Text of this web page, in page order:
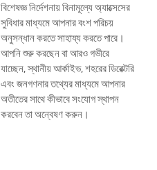
বিশেষজ্ঞ নির্দেশনায় বিনামূল্যে অ্যাক্সেসের
সুবিধার মাধ্যমে আপনার বংশ পরিচয়
অনুসন্ধান করতে সাহায্য করতে পারে।
আপনি শুরু করছেন বা আরও গভীরে
যাচ্ছেন, স্থানীয় আর্কাইভ, শহরের ডিরেক্টরি
এবং জনগণনার তথ্যের মাধ্যমে আপনার
অতীতের সাথে কীভাবে সংযোগ স্থাপন
করবেন তা অন্বেষণ করুন।